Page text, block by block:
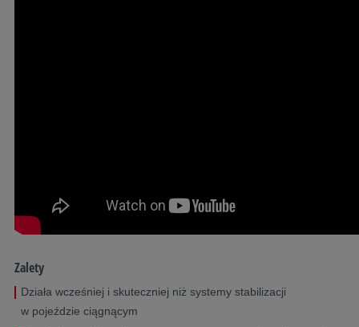
Zalety
Działa wcześniej i skuteczniej niż systemy stabilizacji
w pojeździe ciągnącym